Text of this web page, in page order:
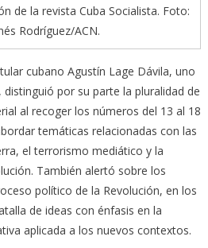
de la revista Cuba Socialista. Foto:
Rodríguez/ACN.
cubano Agustín Lage Dávila, uno
por su parte la pluralidad de
al recoger los números del 13 al 18
temáticas relacionadas con las
el terrorismo mediático y la
También alertó sobre los
político de la Revolución, en los
de ideas con énfasis en la
aplicada a los nuevos contextos.